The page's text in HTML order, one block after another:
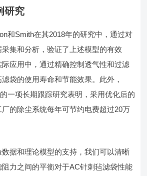
研究
和Smith在其2018年的研究中，通过对
集和分析，验证了上述模型的有效
应用中，通过精确控制透气性和过滤
袋的使用寿命和节能效果。此外，
一项长期跟踪研究表明，采用优化后的
的除尘系统每年可节约电费超过20万
据和理论模型的支持，我们可以清晰
力之间的平衡对于AC针刺毡滤袋性能